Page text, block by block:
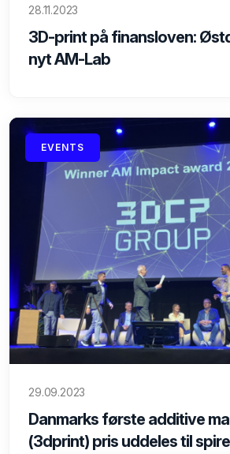
28.11.2023
3D-print på finansloven:
nyt AM-Lab
EVENTS
29.09.2023
Danmarks første additive
(3dprint) pris uddeles til